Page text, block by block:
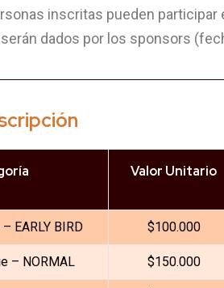
inscritas pueden participar
dados por los sponsors
Valor Unitario
EARLY BIRD $100.000
– NORMAL $150.000